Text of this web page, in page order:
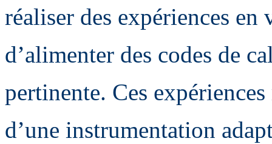
réaliser des expériences
d’alimenter des codes de
pertinente. Ces
d’une instrumentation